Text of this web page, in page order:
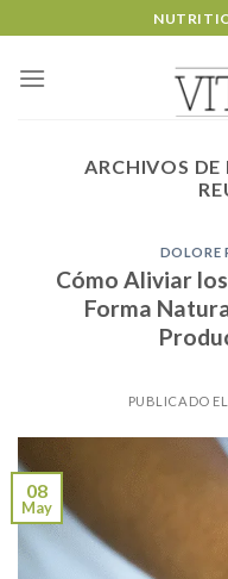
to
content
ARCHIVOS DE
DOLORE
Cómo Aliviar
Forma
PUBLICADO EL
08
May